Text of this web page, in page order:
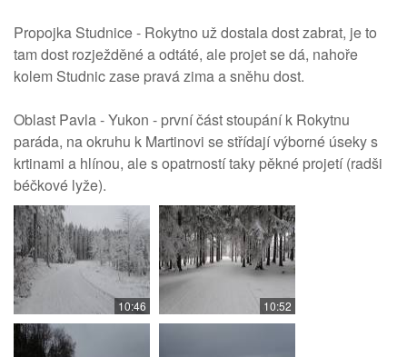
Propojka Studnice - Rokytno už dostala dost zabrat, je to
tam dost rozježděné a odtáté, ale projet se dá, nahoře
kolem Studnic zase pravá zima a sněhu dost.
Oblast Pavla - Yukon - první část stoupání k Rokytnu
paráda, na okruhu k Martinovi se střídají výborné úseky s
krtinami a hlínou, ale s opatrností taky pěkné projetí (radši
béčkové lyže).
10:46 10:52